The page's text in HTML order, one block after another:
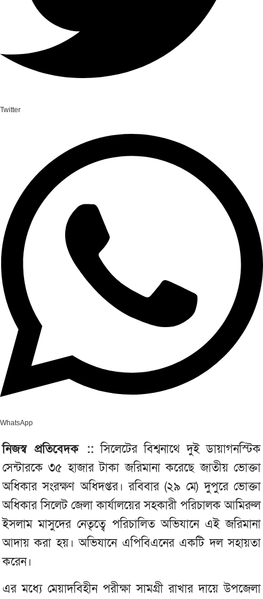
Twitter
WhatsApp
নিজস্ব প্রতিবেদক :: সিলেটের বিশ্বনাথে দুই ডায়াগনস্টিক
সেন্টারকে ৩৫ হাজার টাকা জরিমানা করেছে জাতীয় ভোক্তা
অধিকার সংরক্ষণ অধিদপ্তর। রবিবার (২৯ মে) দুপুরে ভোক্তা
অধিকার সিলেট জেলা কার্যালয়ের সহকারী পরিচালক আমিরুল
ইসলাম মাসুদের নেতৃত্বে পরিচালিত অভিযানে এই জরিমানা
আদায় করা হয়। অভিযানে এপিবিএনের একটি দল সহায়তা
করেন।
এর মধ্যে মেয়াদবিহীন পরীক্ষা সামগ্রী রাখার দায়ে উপজেলা